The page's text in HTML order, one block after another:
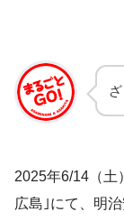
2025年6/14（土
広島｣にて、明